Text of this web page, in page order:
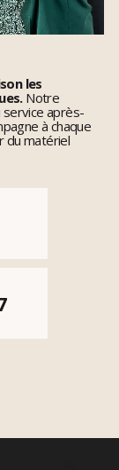
les
Notre
service après-
à chaque
du matériel